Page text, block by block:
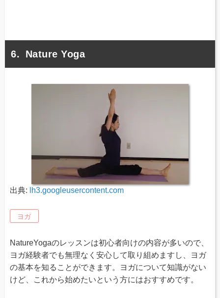
Nature Yoga
出典: lh3.googleusercontent.com
ヨガ
NatureYogaのレッスンは初心者向けの内容が多いので、
ヨガ経験者でも無理なく安心して取り組めますし、ヨガ
の基本を知ることができます。ヨガについて知識がない
けど、これから始めたいという方にはおすすめです。